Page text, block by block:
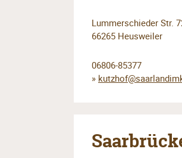
Lummerschieder Str.
66265 Heusweiler
06806-85377
»